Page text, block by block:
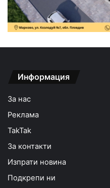
Информация
За нас
Реклама
TakTak
За контакти
Изпрати новина
Подкрепи ни